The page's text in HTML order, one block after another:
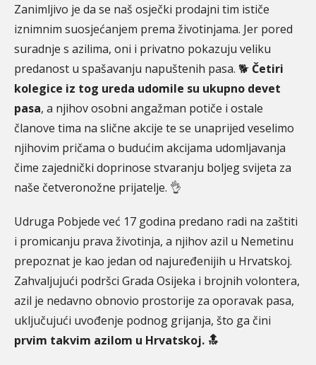
Zanimljivo je da se naš osječki prodajni tim ističe
iznimnim suosjećanjem prema životinjama. Jer pored
suradnje s azilima, oni i privatno pokazuju veliku
predanost u spašavanju napuštenih pasa. 🐕 Četiri
kolegice iz tog ureda udomile su ukupno devet
pasa, a njihov osobni angažman potiče i ostale
članove tima na slične akcije te se unaprijed veselimo
njihovim pričama o budućim akcijama udomljavanja
čime zajednički doprinose stvaranju boljeg svijeta za
naše četveronožne prijatelje. 👌
Udruga Pobjede već 17 godina predano radi na zaštiti
i promicanju prava životinja, a njihov azil u Nemetinu
prepoznat je kao jedan od najuređenijih u Hrvatskoj.
Zahvaljujući podršci Grada Osijeka i brojnih volontera,
azil je nedavno obnovio prostorije za oporavak pasa,
uključujući uvođenje podnog grijanja, što ga čini
prvim takvim azilom u Hrvatskoj. 🔝